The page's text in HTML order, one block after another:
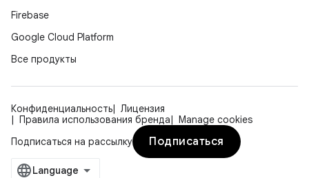
Firebase
Google Cloud Platform
Все продукты
Конфиденциальность
Лицензия
Правила использования бренда
Manage cookies
Подписаться на рассылку
Подписаться